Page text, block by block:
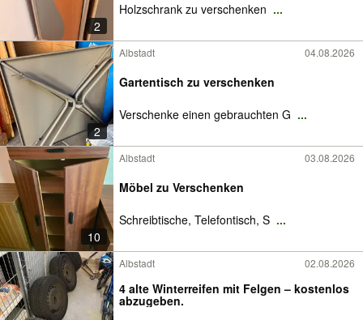
2
Holzschrank zu verschenken ...
2
Albstadt 04.08.2026
Gartentisch zu verschenken
Verschenke einen gebrauchten G ...
10
Albstadt 03.08.2026
Möbel zu Verschenken
Schreibtische, Telefontisch, S ...
Albstadt 02.08.2026
4 alte Winterreifen mit Felgen – kostenlos
abzugeben.